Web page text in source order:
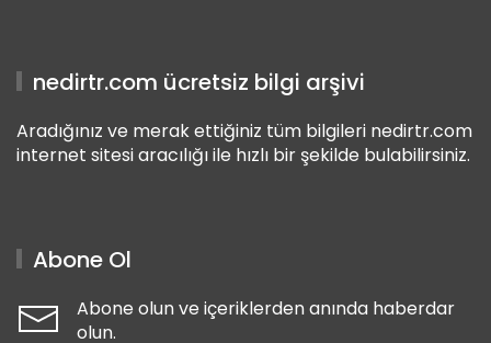
nedirtr.com ücretsiz bilgi arşivi
Aradığınız ve merak ettiğiniz tüm bilgileri nedirtr.com
internet sitesi aracılığı ile hızlı bir şekilde bulabilirsiniz.
Abone Ol
Abone olun ve içeriklerden anında haberdar
olun.